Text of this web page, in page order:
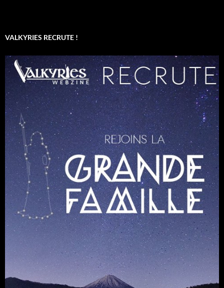
VALKYRIES RECRUTE !